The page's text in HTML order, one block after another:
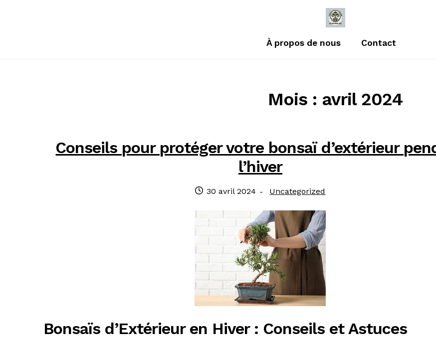
À propos de nous Contact
Mois : avril 2024
Conseils pour protéger votre bonsaï d’extérieur
l’hiver
Publié
30 avril 2024
Catégorie
Uncategorized
Bonsaïs d’Extérieur en Hiver : Conseils et Astuces